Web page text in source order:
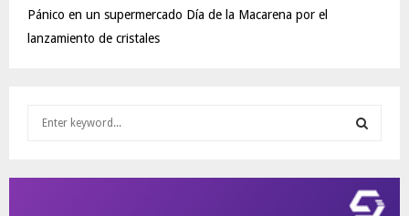
Pánico en un supermercado Día de la Macarena por el
lanzamiento de cristales
E